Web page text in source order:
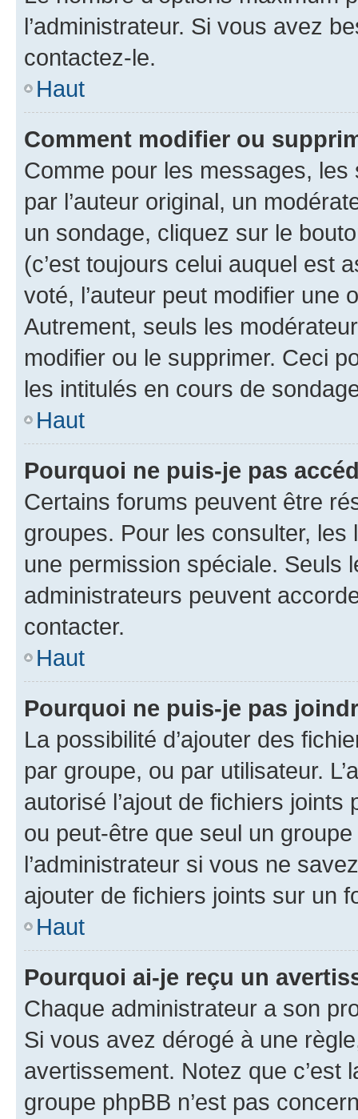
l’administrateur. Si vous avez
contactez-le.
Haut
Comment modifier ou
Comme pour les messages,
par l’auteur original, un
un sondage, cliquez sur le
(c’est toujours celui auquel est
voté, l’auteur peut modifier une
Autrement, seuls les
modifier ou le supprimer. Ceci
les intitulés en cours de
Haut
Pourquoi ne puis-je pas
Certains forums peuvent être
groupes. Pour les consulter,
une permission spéciale. Seuls
administrateurs peuvent
contacter.
Haut
Pourquoi ne puis-je pas
La possibilité d’ajouter des
par groupe, ou par utilisateur.
autorisé l’ajout de fichiers
ou peut-être que seul un
l’administrateur si vous ne
ajouter de fichiers joints sur un
Haut
Pourquoi ai-je reçu un
Chaque administrateur a son
Si vous avez dérogé à une
avertissement. Notez que c’est
groupe phpBB n’est pas